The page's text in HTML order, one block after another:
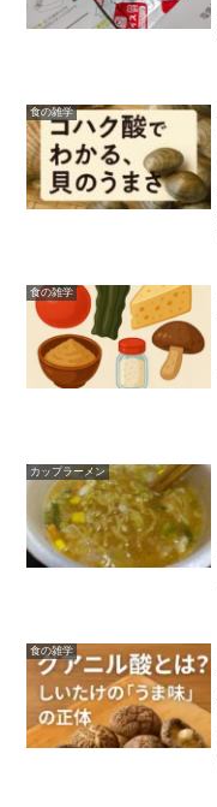
食の雑学
食の雑学
カップラーメン
食の雑学